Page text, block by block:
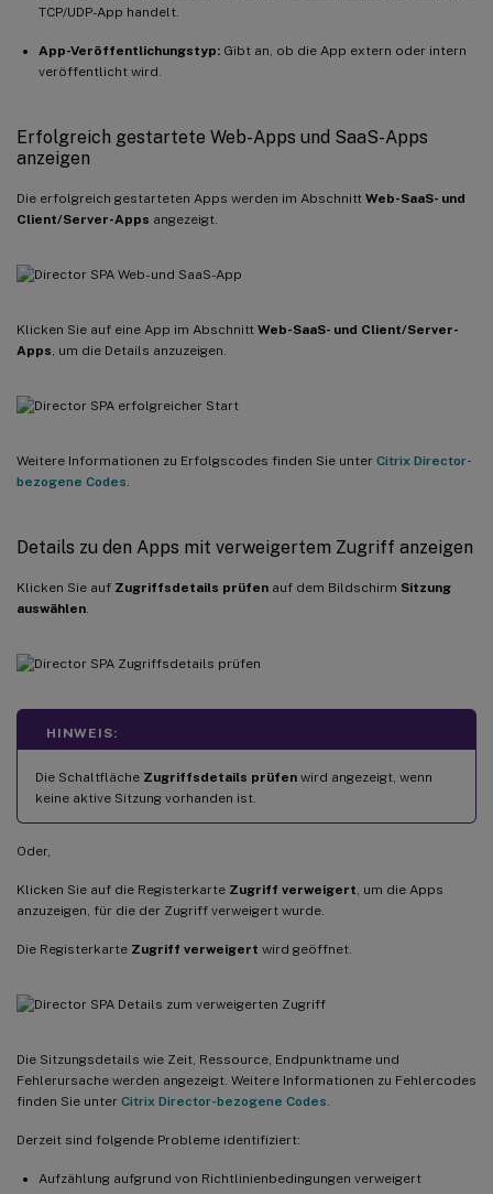
TCP/UDP-App handelt.
App-Veröffentlichungstyp: Gibt an, ob die App extern oder intern
veröffentlicht wird.
Erfolgreich gestartete Web-Apps und SaaS-Apps
anzeigen
Die erfolgreich gestarteten Apps werden im Abschnitt Web-SaaS- und
Client/Server-Apps angezeigt.
Klicken Sie auf eine App im Abschnitt Web-SaaS- und Client/Server-
Apps , um die Details anzuzeigen.
Weitere Informationen zu Erfolgscodes finden Sie unter Citrix Director-
bezogene Codes
Details zu den Apps mit verweigertem Zugriff anzeigen
Klicken Sie auf Zugriffsdetails prüfen auf dem Bildschirm Sitzung
auswählen
HINWEIS:
Die Schaltfläche Zugriffsdetails prüfen wird angezeigt, wenn
keine aktive Sitzung vorhanden ist.
Oder,
Klicken Sie auf die Registerkarte Zugriff verweigert , um die Apps
anzuzeigen, für die der Zugriff verweigert wurde.
Die Registerkarte Zugriff verweigert wird geöffnet.
Die Sitzungsdetails wie Zeit, Ressource, Endpunktname und
Fehlerursache werden angezeigt. Weitere Informationen zu Fehlercodes
finden Sie unter Citrix Director-bezogene Codes
Derzeit sind folgende Probleme identifiziert:
Aufzählung aufgrund von Richtlinienbedingungen verweigert